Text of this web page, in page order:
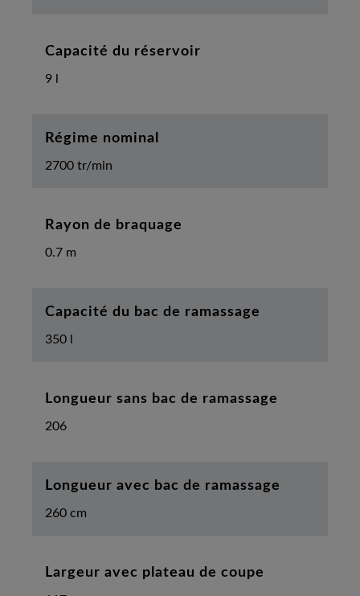
Capacité du réservoir
9 l
Régime nominal
2700 tr/min
Rayon de braquage
0.7 m
Capacité du bac de ramassage
350 l
Longueur sans bac de ramassage
206
Longueur avec bac de ramassage
260 cm
Largeur avec plateau de coupe